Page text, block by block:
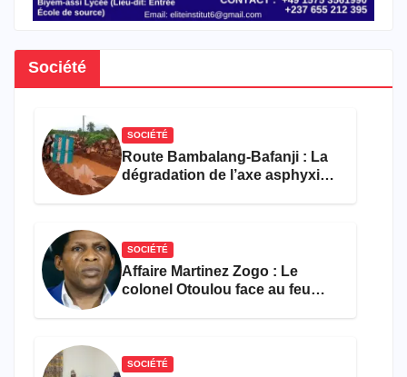
Société
SOCIÉTÉ
Route Bambalang-Bafanji : La
dégradation de l’axe asphyxie
SOCIÉTÉ
Affaire Martinez Zogo : Le
colonel Otoulou face au feu
SOCIÉTÉ